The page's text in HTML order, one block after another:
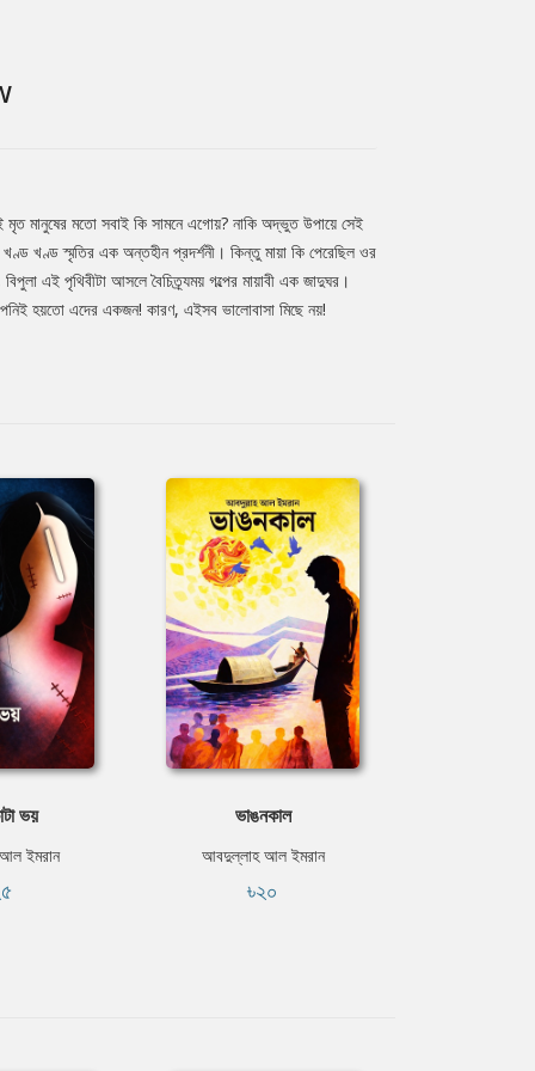
মানুষের মতো সবাই কি সামনে এগোয়? নাকি অদ্ভুত উপায়ে সেই
খণ্ড স্মৃতির এক অন্তহীন প্রদর্শনী। কিন্তু মায়া কি পেরেছিল ওর
এই পৃথিবীটা আসলে বৈচিত্র্যময় গল্পের মায়াবী এক জাদুঘর।
হয়তো এদের একজন! কারণ, এইসব ভালোবাসা মিছে নয়!
ভয়
ইমরান
ভাঙনকাল
আবদুল্লাহ আল ইমরান
৳২০